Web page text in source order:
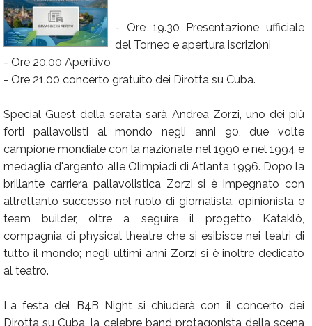
Calendario
Annunci
- Ore 19.30 Presentazione ufficiale
del Torneo e apertura iscrizioni
- Ore 20.00 Aperitivo
- Ore 21.00 concerto gratuito dei Dirotta su Cuba.
Special Guest della serata sarà Andrea Zorzi, uno dei più
forti pallavolisti al mondo negli anni 90, due volte
campione mondiale con la nazionale nel 1990 e nel 1994 e
medaglia d'argento alle Olimpiadi di Atlanta 1996. Dopo la
brillante carriera pallavolistica Zorzi si è impegnato con
altrettanto successo nel ruolo di giornalista, opinionista e
team builder, oltre a seguire il progetto Kataklò,
compagnia di physical theatre che si esibisce nei teatri di
tutto il mondo; negli ultimi anni Zorzi si è inoltre dedicato
al teatro.
La festa del B4B Night si chiuderà con il concerto dei
Dirotta su Cuba, la celebre band protagonista della scena